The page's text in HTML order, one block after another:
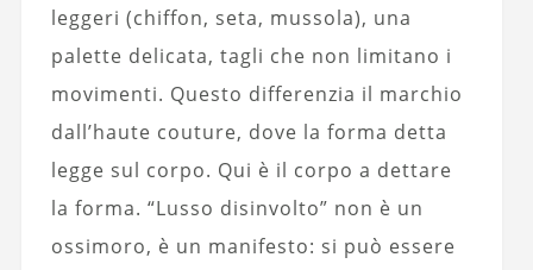
leggeri (chiffon, seta, mussola), una
palette delicata, tagli che non limitano i
movimenti. Questo differenzia il marchio
dall’haute couture, dove la forma detta
legge sul corpo. Qui è il corpo a dettare
la forma. “Lusso disinvolto” non è un
ossimoro, è un manifesto: si può essere